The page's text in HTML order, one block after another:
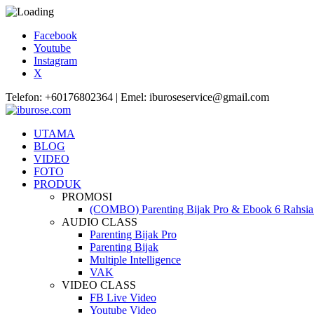
Facebook
Youtube
Instagram
X
Telefon: +60176802364 | Emel: iburoseservice@gmail.com
UTAMA
BLOG
VIDEO
FOTO
PRODUK
PROMOSI
(COMBO) Parenting Bijak Pro & Ebook 6
AUDIO CLASS
Parenting Bijak Pro
Parenting Bijak
Multiple Intelligence
VAK
VIDEO CLASS
FB Live Video
Youtube Video